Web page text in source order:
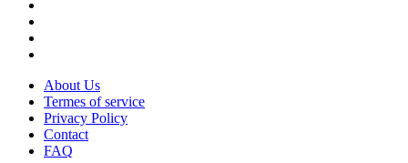
About Us
Termes of service
Privacy Policy
Contact
FAQ